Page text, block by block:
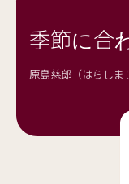
季節に合
原島慈郎（はらしま